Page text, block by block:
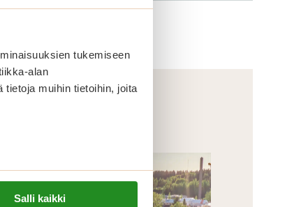
tukemiseen
alan
muihin tietoihin, joita
Salli kaikki